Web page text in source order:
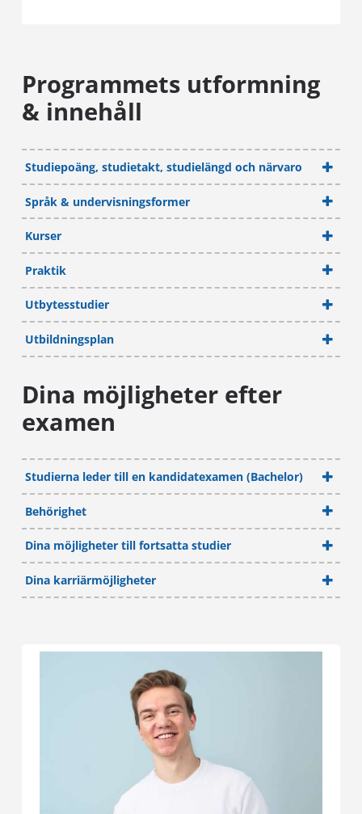
Programmets utformning
& innehåll
Studiepoäng, studietakt, studielängd och närvaro
Språk & undervisningsformer
Kurser
Praktik
Utbytesstudier
Utbildningsplan
Dina möjligheter efter
examen
Studierna leder till en kandidatexamen (Bachelor)
Behörighet
Dina möjligheter till fortsatta studier
Dina karriärmöjligheter